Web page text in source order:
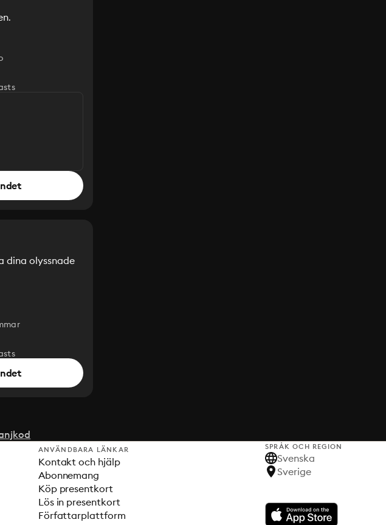
dina olyssnade
ANVÄNDBARA LÄNKAR
Kontakt och hjälp
Abonnemang
Köp presentkort
Lös in presentkort
Författarplattform
SPRÅK OCH REGION
Svenska
Sverige